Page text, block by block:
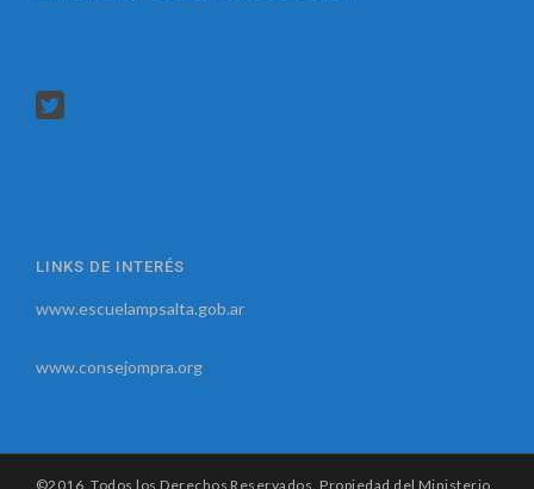
LINKS DE INTERÉS
www.escuelampsalta.gob.ar
www.consejompra.org
©2016. Todos los Derechos Reservados. Propiedad del Ministerio